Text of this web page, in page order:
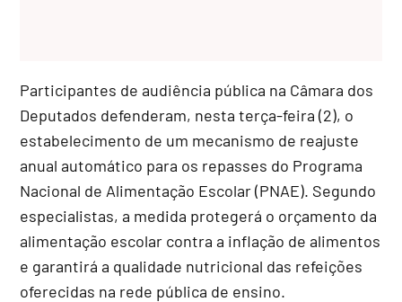
Participantes de audiência pública na Câmara dos
Deputados defenderam, nesta terça-feira (2), o
estabelecimento de um mecanismo de reajuste
anual automático para os repasses do Programa
Nacional de Alimentação Escolar (PNAE). Segundo
especialistas, a medida protegerá o orçamento da
alimentação escolar contra a inflação de alimentos
e garantirá a qualidade nutricional das refeições
oferecidas na rede pública de ensino.